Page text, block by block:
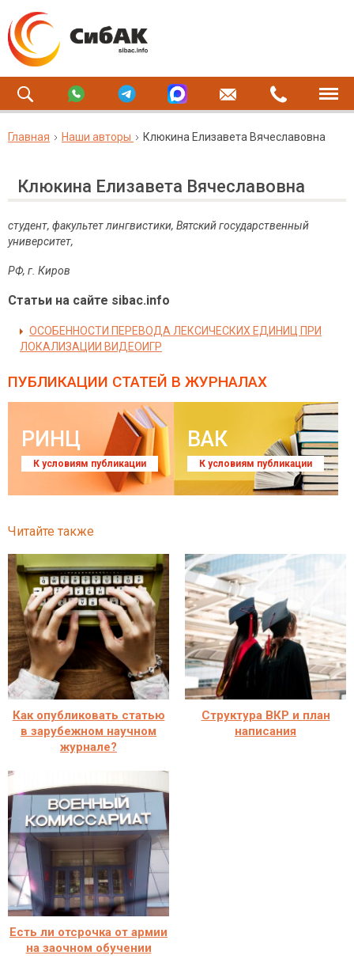
Главная Наши авторы Клюкина Елизавета Вячеславовна
Клюкина Елизавета Вячеславовна
студент, факультет лингвистики, Вятский государственный
университет,
РФ, г. Киров
Статьи на сайте sibac.info
ОСОБЕННОСТИ ПЕРЕВОДА ЛЕКСИЧЕСКИХ ЕДИНИЦ ПРИ
ЛОКАЛИЗАЦИИ ВИДЕОИГР
ПУБЛИКАЦИИ СТАТЕЙ В ЖУРНАЛАХ
РИНЦ
К условиям публикации
ВАК
К условиям публикации
Читайте также
Как опубликовать статью
в зарубежном научном
журнале?
Структура ВКР и план
написания
Есть ли отсрочка от армии
на заочном обучении